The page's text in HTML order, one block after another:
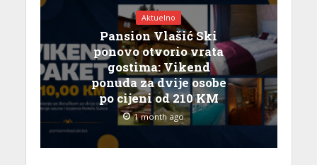
Aktuelno
Pansion Vlašić Ski
ponovo otvorio vrata
gostima: Vikend
ponuda za dvije osobe
po cijeni od 210 KM
1 month ago